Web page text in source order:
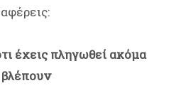
έχεις πληγωθεί ακόμα
βλέπουν